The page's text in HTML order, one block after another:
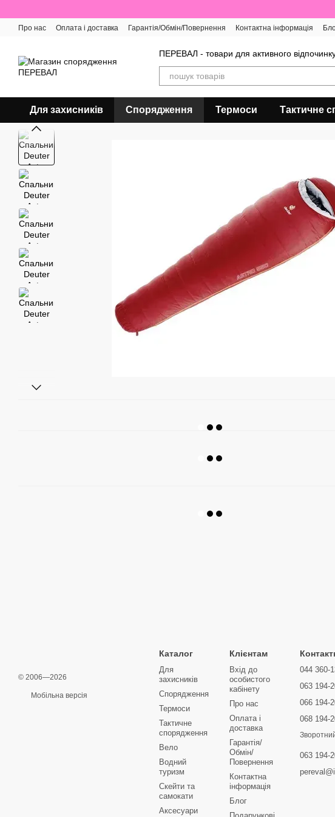
Про нас Оплата і доставка Гарантія/Обмін/Повернення Контактна інформація
ПЕРЕВАЛ - товари для активного
Для захисників Спорядження Термоси Тактичне
© 2006—2026
Мобільна версія
Каталог
Для
захисників
Спорядження
Термоси
Тактичне
спорядження
Вело
Водний
туризм
Скейти та
самокати
Аксесуари
Клієнтам
Вхід до
особистого
кабінету
Про нас
Оплата і
доставка
Гарантія/
Обмін/
Повернення
Контактна
інформація
Блог
044 360-
063 194-
066 194-
068 194-
063 194-